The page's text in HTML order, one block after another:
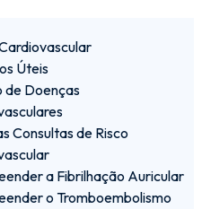
Úteis
de Doenças
Consultas de Risco
a Fibrilhação Auricular
o Tromboembolismo
27, 2025